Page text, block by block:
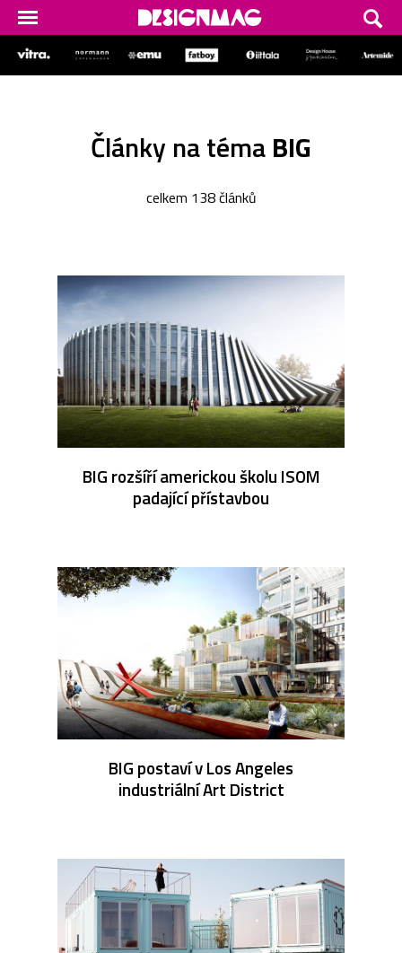
Články na témaBIG
celkem 138 článků
BIG rozšíří americkou školu ISOM
padající přístavbou
BIG postaví v Los Angeles
industriální Art District